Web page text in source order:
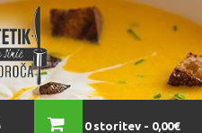
0 storitev 0,00€